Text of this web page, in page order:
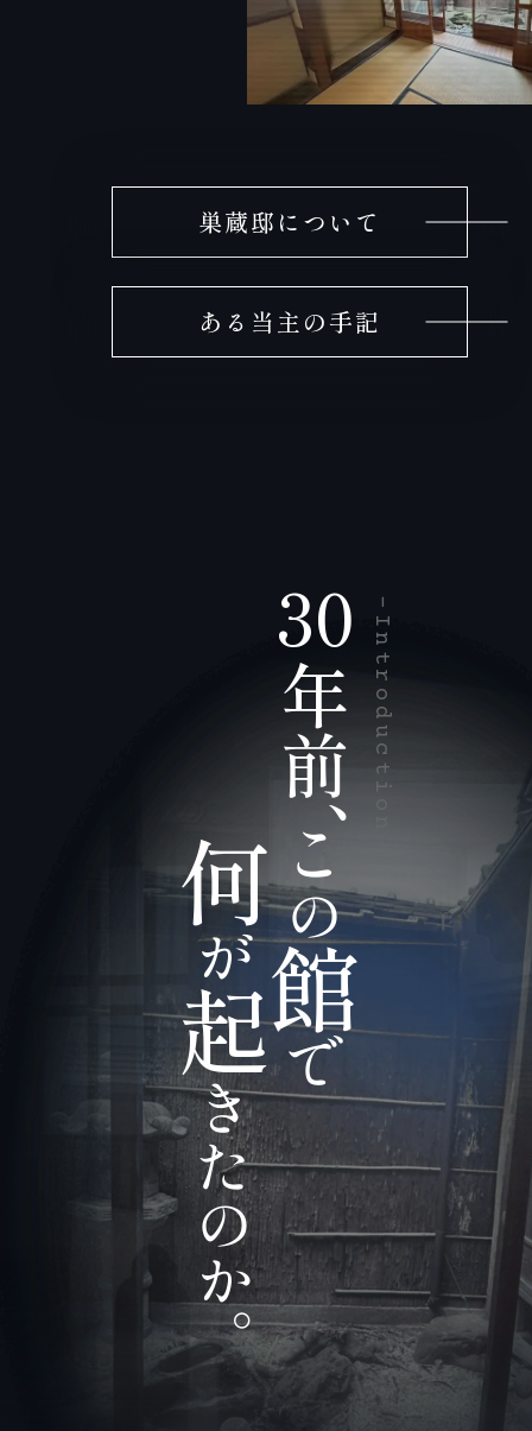
巣蔵邸について
ある当主の手記
30
年
前
、
こ
の
館
で
何
が
起
き
た
のか。
-Introduction-